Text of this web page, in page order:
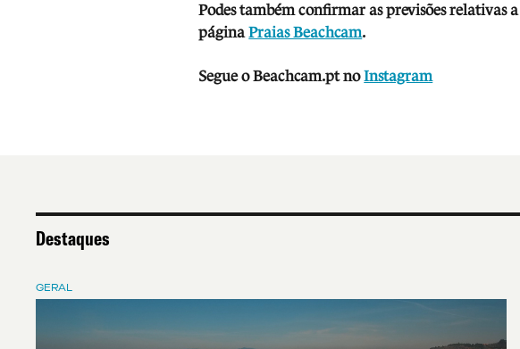
Podes também confirmar as previsões relativas
páginaPraias Beachcam.
Segue o Beachcam.pt no Instagram
Destaques
GERAL